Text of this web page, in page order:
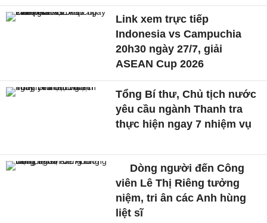
Link xem trực tiếp
Indonesia vs Campuchia
20h30 ngày 27/7, giải
ASEAN Cup 2026
Tổng Bí thư, Chủ tịch nước
yêu cầu ngành Thanh tra
thực hiện ngay 7 nhiệm vụ
Dòng người đến Công
viên Lê Thị Riêng tưởng
niệm, tri ân các Anh hùng
liệt sĩ